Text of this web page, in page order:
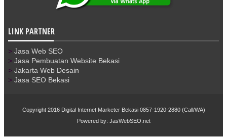
LINK PARTNER
> Jasa Web SEO
> Jasa Pembuatan Website Bekasi
> Jakarta Web Desain
> Jasa SEO Bekasi
Copyright 2016 Digital Internet Marketer Bekasi 0857-1920-2880 (Call/WA)
Powered by: JasWebSEO.net